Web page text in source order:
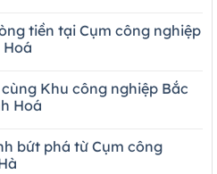
tiền tại Cụm công nghiệp
Khu công nghiệp Bắc
Hoá
bứt phá từ Cụm công